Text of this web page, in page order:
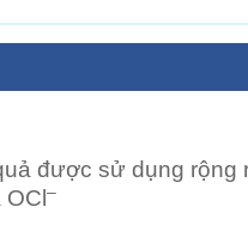
được sử dụng rộng
–